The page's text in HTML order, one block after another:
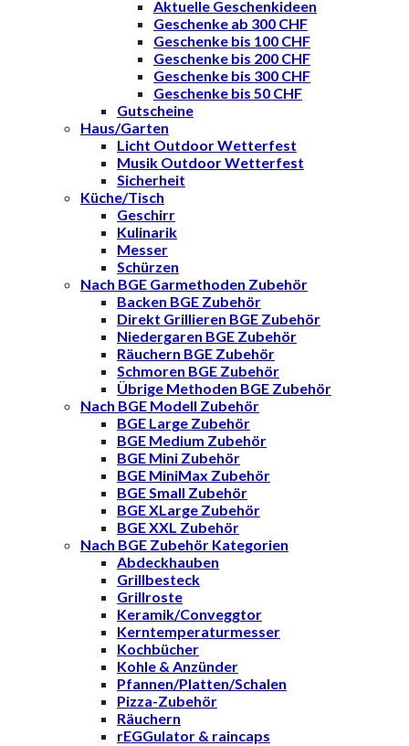
Aktuelle Geschenkideen
Geschenke ab 300 CHF
Geschenke bis 100 CHF
Geschenke bis 200 CHF
Geschenke bis 300 CHF
Geschenke bis 50 CHF
Gutscheine
Haus/Garten
Licht Outdoor Wetterfest
Musik Outdoor Wetterfest
Sicherheit
Küche/Tisch
Geschirr
Kulinarik
Messer
Schürzen
Nach BGE Garmethoden Zubehör
Backen BGE Zubehör
Direkt Grillieren BGE Zubehör
Niedergaren BGE Zubehör
Räuchern BGE Zubehör
Schmoren BGE Zubehör
Übrige Methoden BGE Zubehör
Nach BGE Modell Zubehör
BGE Large Zubehör
BGE Medium Zubehör
BGE Mini Zubehör
BGE MiniMax Zubehör
BGE Small Zubehör
BGE XLarge Zubehör
BGE XXL Zubehör
Nach BGE Zubehör Kategorien
Abdeckhauben
Grillbesteck
Grillroste
Keramik/Conveggtor
Kerntemperaturmesser
Kochbücher
Kohle & Anzünder
Pfannen/Platten/Schalen
Pizza-Zubehör
Räuchern
rEGGulator & raincaps